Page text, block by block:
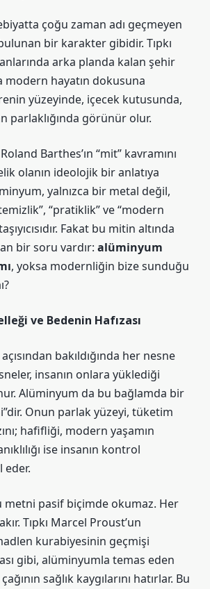
çoğu zaman adı geçmeyen
bir karakter gibidir. Tıpkı
arka planda kalan şehir
modern hayatın dokusuna
yüzeyinde, içecek kutusunda,
parlaklığında görünür olur.
Barthes’ın “mit” kavramını
olanın ideolojik bir anlatıya
yalnızca bir metal değil,
“pratiklik” ve “modern
Fakat bu mitin altında
bir soru vardır: alüminyum
, yoksa modernliğin bize sunduğu
ve Bedenin Hafızası
bakıldığında her nesne
insanın onlara yüklediği
Alüminyum da bu bağlamda bir
Onun parlak yüzeyi, tüketim
hafifliği, modern yaşamın
ise insanın kontrol
eder.
metni pasif biçimde okumaz. Her
Tıpkı Marcel Proust’un
kurabiyesinin geçmişi
gibi, alüminyumla temas eden
sağlık kaygılarını hatırlar. Bu